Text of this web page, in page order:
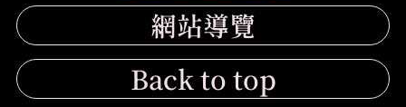
網站導覽
Back to top